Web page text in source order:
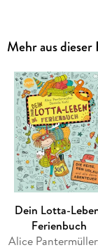
Leider bekommt
Produkttester-
sie halt nicht
Tierschutz
Von allen Fans
Kult-
für Mädchen ab
Leben"-Reihe:
auch für weniger
Erfolgserlebnis.
Weitere Infos unter
http://www.
Mehr aus dieser
Dein Lotta-
Ferienbuch